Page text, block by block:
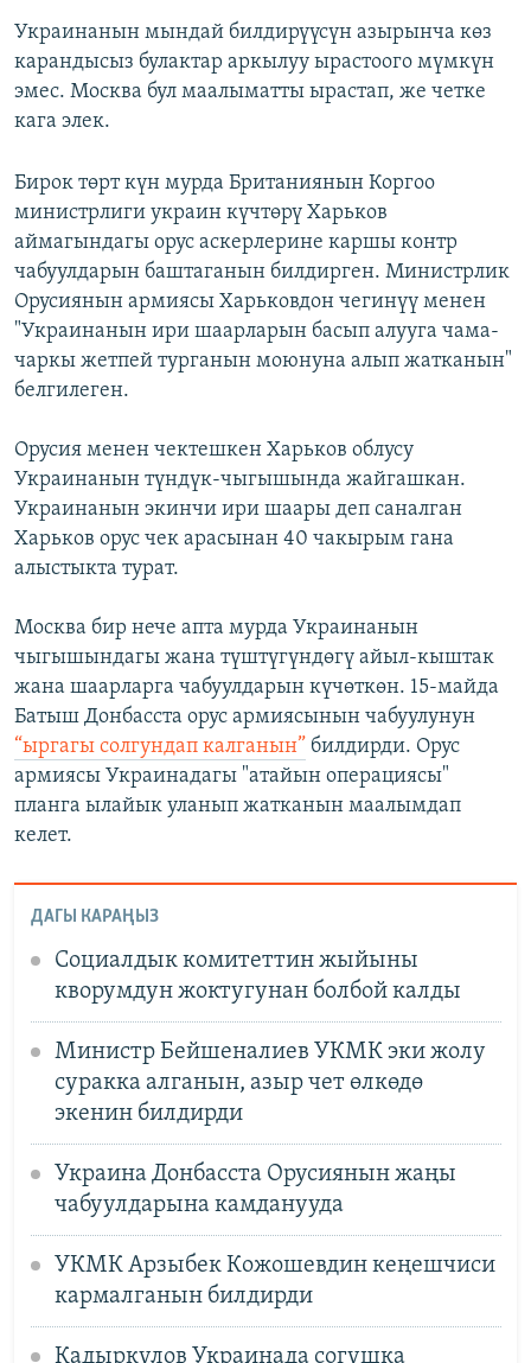
Украинанын мындай билдирүүсүн азырынча көз
карандысыз булактар аркылуу ырастоого мүмкүн
эмес. Москва бул маалыматты ырастап, же четке
кага элек.
Бирок төрт күн мурда Британиянын Коргоо
министрлиги украин күчтөрү Харьков
аймагындагы орус аскерлерине каршы контр
чабуулдарын баштаганын билдирген. Министрлик
Орусиянын армиясы Харьковдон чегинүү менен
"Украинанын ири шаарларын басып алууга чама-
чаркы жетпей турганын моюнуна алып жатканын"
белгилеген.
Орусия менен чектешкен Харьков облусу
Украинанын түндүк-чыгышында жайгашкан.
Украинанын экинчи ири шаары деп саналган
Харьков орус чек арасынан 40 чакырым гана
алыстыкта турат.
Москва бир нече апта мурда Украинанын
чыгышындагы жана түштүгүндөгү айыл-кыштак
жана шаарларга чабуулдарын күчөткөн. 15-майда
Батыш Донбасста орус армиясынын чабуулунун
“ыргагы солгундап калганын” билдирди. Орус
армиясы Украинадагы "атайын операциясы"
планга ылайык уланып жатканын маалымдап
келет.
ДАГЫ КАРАҢЫЗ
Социалдык комитеттин жыйыны
кворумдун жоктугунан болбой калды
Министр Бейшеналиев УКМК эки жолу
суракка алганын, азыр чет өлкөдө
экенин билдирди
Украина Донбасста Орусиянын жаңы
чабуулдарына камданууда
УКМК Арзыбек Кожошевдин кеңешчиси
кармалганын билдирди
Кадыркулов Украинада согушка